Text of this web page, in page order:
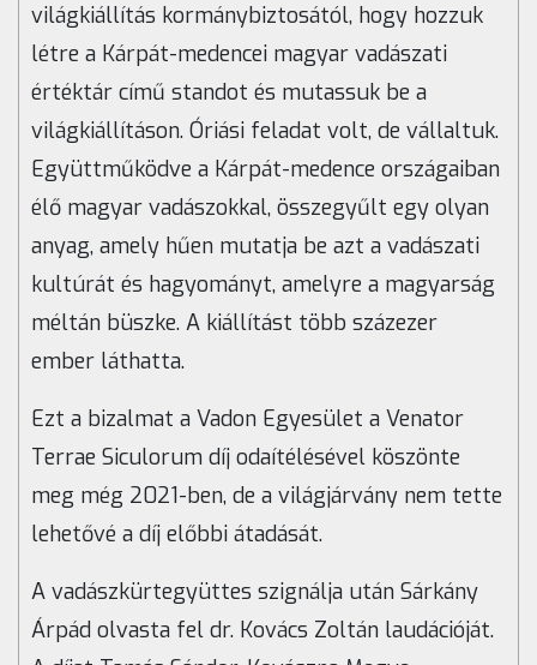
világkiállítás kormánybiztosától, hogy hozzuk
létre a Kárpát-medencei magyar vadászati
értéktár című standot és mutassuk be a
világkiállításon. Óriási feladat volt, de vállaltuk.
Együttműködve a Kárpát-medence országaiban
élő magyar vadászokkal, összegyűlt egy olyan
anyag, amely hűen mutatja be azt a vadászati
kultúrát és hagyományt, amelyre a magyarság
méltán büszke. A kiállítást több százezer
ember láthatta.
Ezt a bizalmat a Vadon Egyesület a Venator
Terrae Siculorum díj odaítélésével köszönte
meg még 2021-ben, de a világjárvány nem tette
lehetővé a díj előbbi átadását.
A vadászkürtegyüttes szignálja után Sárkány
Árpád olvasta fel dr. Kovács Zoltán laudációját.